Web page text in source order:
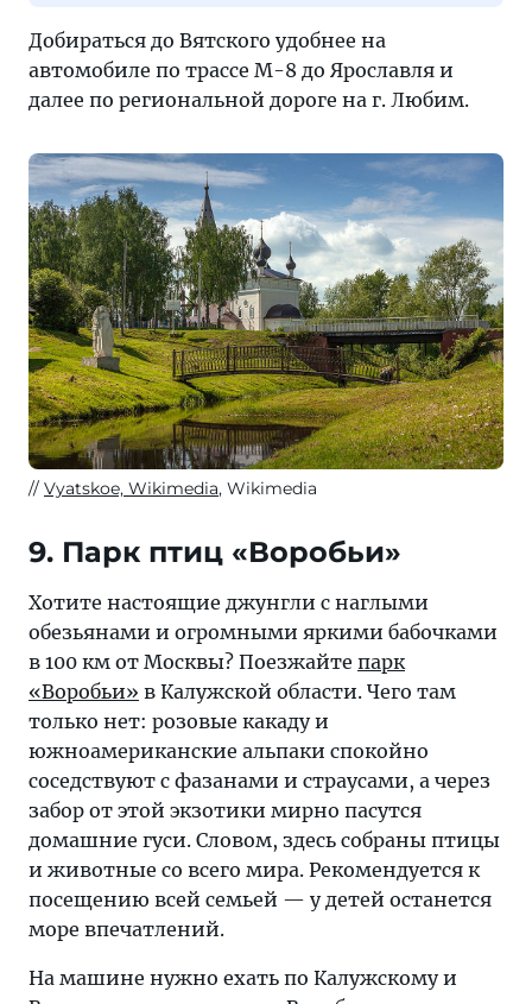
Добираться до Вятского удобнее на
автомобиле по трассе М-8 до Ярославля и
далее по региональной дороге на г. Любим.
Vyatskoe, Wikimedia, Wikimedia
9. Парк птиц «Воробьи»
Хотите настоящие джунгли с наглыми
обезьянами и огромными яркими бабочками
в 100 км от Москвы? Поезжайте парк
«Воробьи» в Калужской области. Чего там
только нет: розовые какаду и
южноамериканские альпаки спокойно
соседствуют с фазанами и страусами, а через
забор от этой экзотики мирно пасутся
домашние гуси. Словом, здесь собраны птицы
и животные со всего мира. Рекомендуется к
посещению всей семьей — у детей останется
море впечатлений.
На машине нужно ехать по Калужскому и